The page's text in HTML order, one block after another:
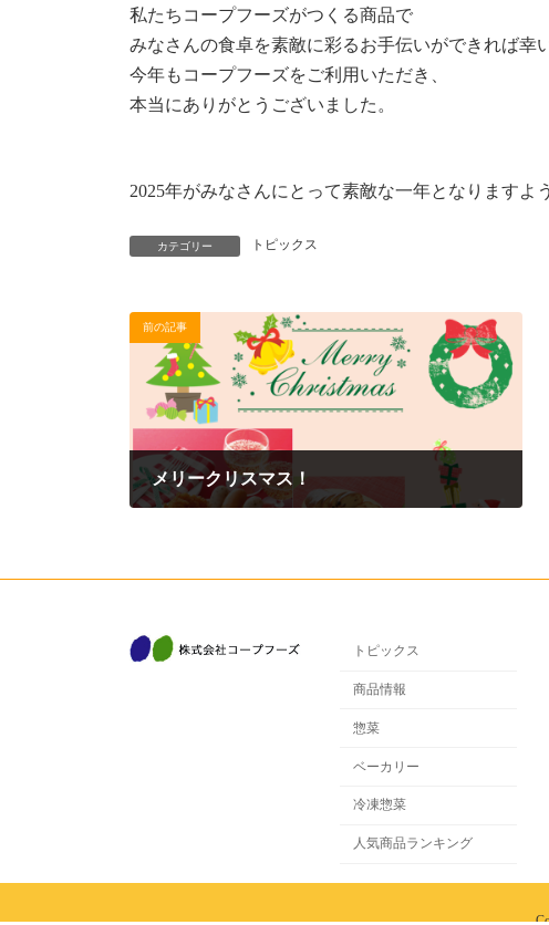
私たちコープフーズがつくる商品で
みなさんの食卓を素敵に彩るお手伝いができれば幸
今年もコープフーズをご利用いただき、
本当にありがとうございました。
2025年がみなさんにとって素敵な一年となりますよ
カテゴリー トピックス
前の記事
メリークリスマス！
トピックス
商品情報
惣菜
ベーカリー
冷凍惣菜
人気商品ランキング